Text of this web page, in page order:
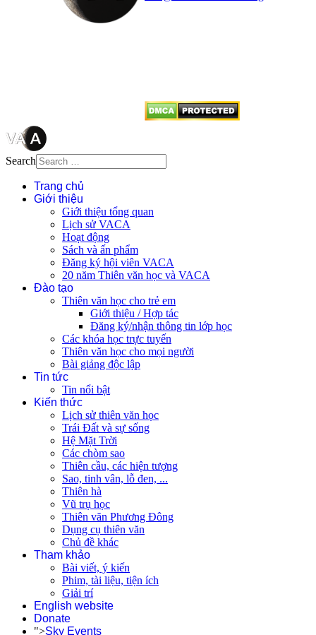
Search
Trang chủ
Giới thiệu
Giới thiệu tổng quan
Lịch sử VACA
Hoạt động
Sách và ấn phẩm
Đăng ký hội viên VACA
20 năm Thiên văn học và VACA
Đào tạo
Thiên văn học cho trẻ em
Giới thiệu / Hợp tác
Đăng ký/nhận thông tin lớp học
Các khóa học trực tuyến
Thiên văn học cho mọi người
Bài giảng độc lập
Tin tức
Tin nổi bật
Kiến thức
Lịch sử thiên văn học
Trái Đất và sự sống
Hệ Mặt Trời
Các chòm sao
Thiên cầu, các hiện tượng
Sao, tinh vân, lỗ đen, ...
Thiên hà
Vũ trụ học
Thiên văn Phương Đông
Dụng cụ thiên văn
Chủ đề khác
Tham khảo
Bài viết, ý kiến
Phim, tài liệu, tiện ích
Giải trí
English website
Donate
">Sky Events